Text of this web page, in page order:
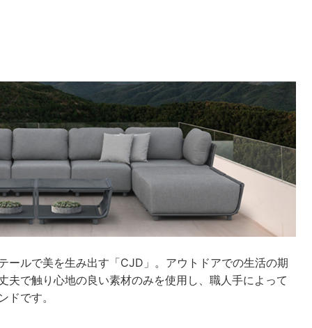
ールで美を生み出す「CJD」。アウトドアでの生活の期
夫で触り心地の良い素材のみを使用し、職人手によって
ドです。